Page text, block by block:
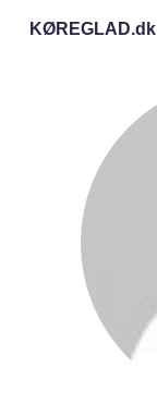
KØREGLAD.dk